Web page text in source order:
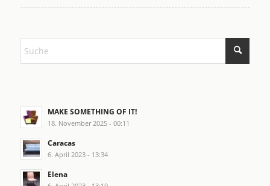
MAKE SOMETHING OF IT!
18. November 2025 - 00:11
Caracas
6. April 2023 - 13:34
Elena